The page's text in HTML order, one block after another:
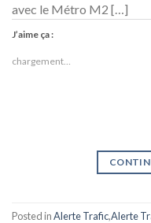
avec le Métro M2 […]
J’aime ça :
chargement…
Posted inAlerte Trafic,Alerte